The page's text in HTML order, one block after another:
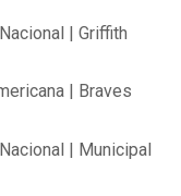
| Griffith
| Braves
| Municipal